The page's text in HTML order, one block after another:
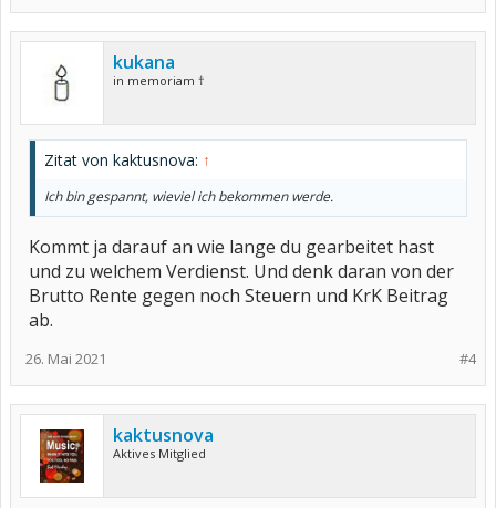
kukana
in memoriam †
Zitat von kaktusnova: ↑
Ich bin gespannt, wieviel ich bekommen werde.
Kommt ja darauf an wie lange du gearbeitet hast
und zu welchem Verdienst. Und denk daran von der
Brutto Rente gegen noch Steuern und KrK Beitrag
ab.
#4
26. Mai 2021
kaktusnova
Aktives Mitglied